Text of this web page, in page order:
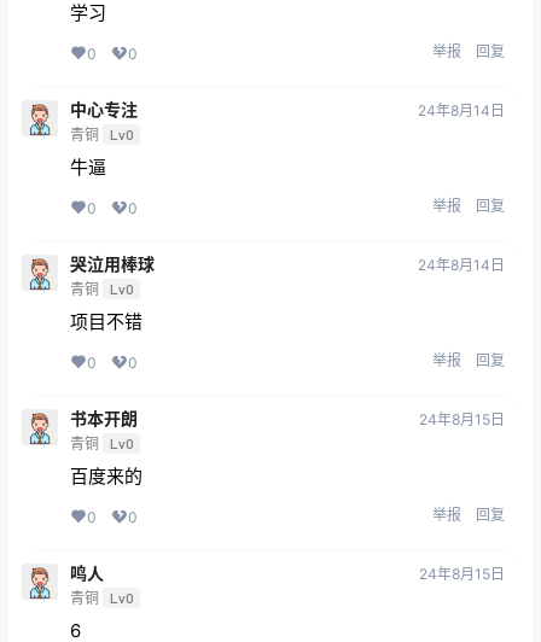
学习
0 0 举报 回复
中心专注
青铜 Lv0
24年8月14日
牛逼
0 0 举报 回复
哭泣用棒球
青铜 Lv0
24年8月14日
项目不错
0 0 举报 回复
书本开朗
青铜 Lv0
24年8月15日
百度来的
0 0 举报 回复
鸣人
青铜 Lv0
24年8月15日
6